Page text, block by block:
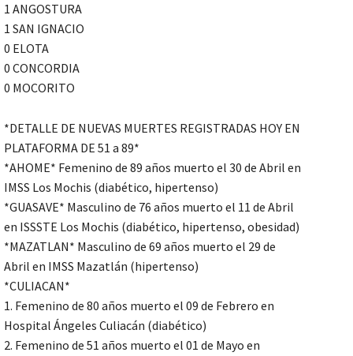
1 ANGOSTURA
1 SAN IGNACIO
0 ELOTA
0 CONCORDIA
0 MOCORITO
*DETALLE DE NUEVAS MUERTES REGISTRADAS HOY EN
PLATAFORMA DE 51 a 89*
*AHOME* Femenino de 89 años muerto el 30 de Abril en
IMSS Los Mochis (diabético, hipertenso)
*GUASAVE* Masculino de 76 años muerto el 11 de Abril
en ISSSTE Los Mochis (diabético, hipertenso, obesidad)
*MAZATLAN* Masculino de 69 años muerto el 29 de
Abril en IMSS Mazatlán (hipertenso)
*CULIACAN*
1. Femenino de 80 años muerto el 09 de Febrero en
Hospital Ángeles Culiacán (diabético)
2. Femenino de 51 años muerto el 01 de Mayo en